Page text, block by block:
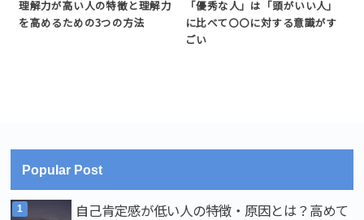
理解力が高い人の特徴と理解力
を高めるための3つの方法
「優秀な人」は「頭がいい人」
に比べて〇〇に対する意識がす
ごい
Popular Post
自己肯定感が低い人の特徴・原因とは？高めて